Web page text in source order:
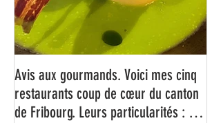
Avis aux gourmands. Voici mes cinq